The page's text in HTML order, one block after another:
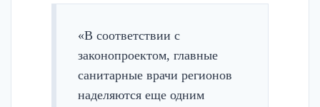
«В соответствии с
законопроектом, главные
санитарные врачи регионов
наделяются еще одним